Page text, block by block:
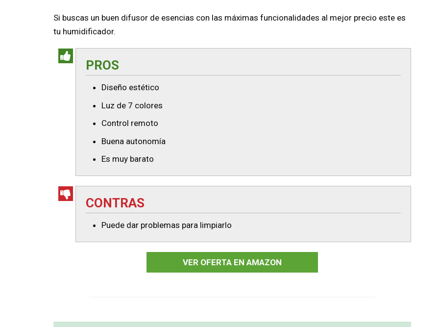
Si buscas un buen difusor de esencias con las máximas funcionalidades al mejor precio este es
tu humidificador.
PROS
Diseño estético
Luz de 7 colores
Control remoto
Buena autonomía
Es muy barato
CONTRAS
Puede dar problemas para limpiarlo
VER OFERTA EN AMAZON